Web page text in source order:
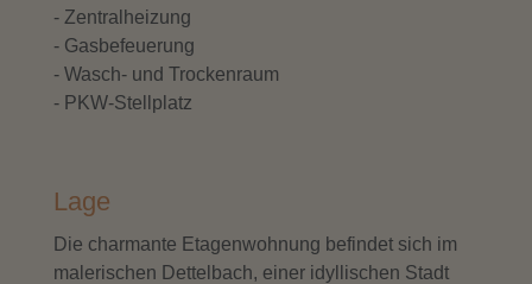
- Zentralheizung
- Gasbefeuerung
- Wasch- und Trockenraum
- PKW-Stellplatz
Lage
Die charmante Etagenwohnung befindet sich im
malerischen Dettelbach, einer idyllischen Stadt